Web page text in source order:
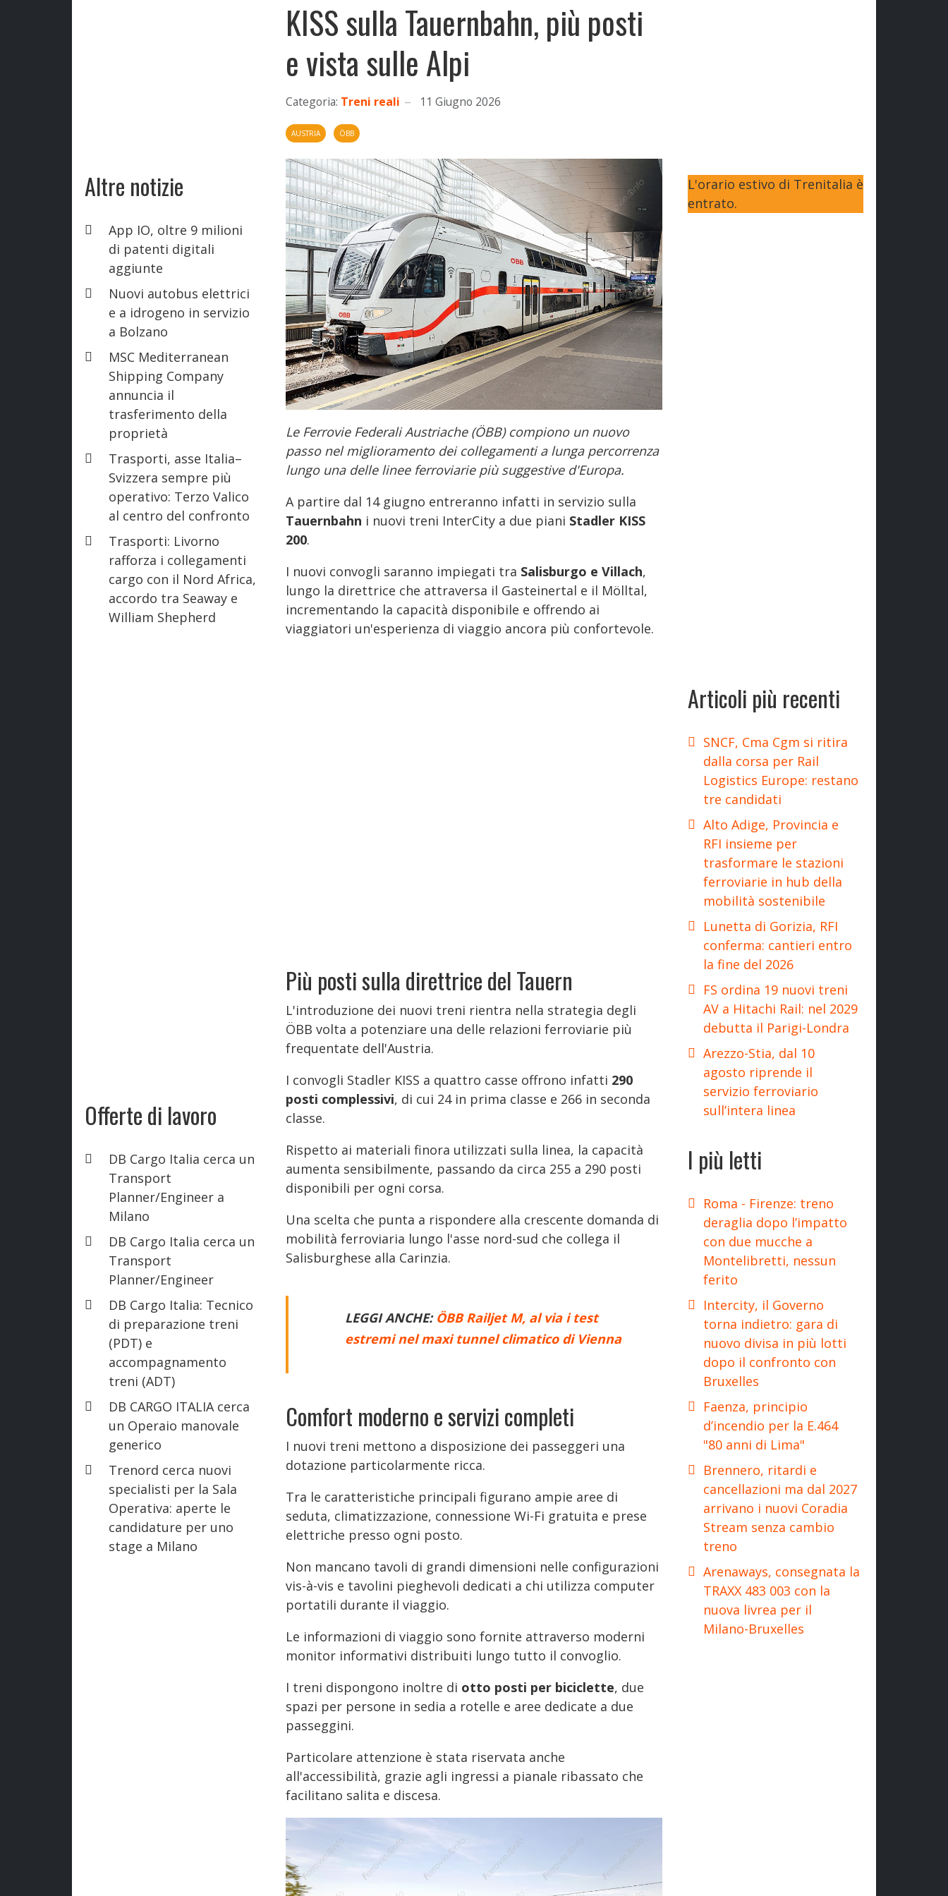
Altre notizie
App IO, oltre 9 milioni
di patenti digitali
aggiunte
Nuovi autobus elettrici
e a idrogeno in servizio
a Bolzano
MSC Mediterranean
Shipping Company
annuncia il
trasferimento della
proprietà
Trasporti, asse Italia–
Svizzera sempre più
operativo: Terzo Valico
al centro del confronto
Trasporti: Livorno
rafforza i collegamenti
cargo con il Nord Africa,
accordo tra Seaway e
William Shepherd
Offerte di lavoro
DB Cargo Italia cerca un
Transport
Planner/Engineer a
Milano
DB Cargo Italia cerca un
Transport
Planner/Engineer
DB Cargo Italia: Tecnico
di preparazione treni
(PDT) e
accompagnamento
treni (ADT)
DB CARGO ITALIA cerca
un Operaio manovale
generico
Trenord cerca nuovi
specialisti per la Sala
Operativa: aperte le
candidature per uno
stage a Milano
KISS sulla Tauernbahn, più posti
e vista sulle Alpi
Categoria: Treni reali 11 Giugno 2026
AUSTRIA ÖBB
Le Ferrovie Federali Austriache (ÖBB) compiono un nuovo
passo nel miglioramento dei collegamenti a lunga percorrenza
lungo una delle linee ferroviarie più suggestive d'Europa.
A partire dal 14 giugno entreranno infatti in servizio sulla
Tauernbahn i nuovi treni InterCity a due piani Stadler KISS
200.
I nuovi convogli saranno impiegati tra Salisburgo e Villach,
lungo la direttrice che attraversa il Gasteinertal e il Mölltal,
incrementando la capacità disponibile e offrendo ai
viaggiatori un'esperienza di viaggio ancora più confortevole.
Più posti sulla direttrice del Tauern
L'introduzione dei nuovi treni rientra nella strategia degli
ÖBB volta a potenziare una delle relazioni ferroviarie più
frequentate dell'Austria.
I convogli Stadler KISS a quattro casse offrono infatti 290
posti complessivi, di cui 24 in prima classe e 266 in seconda
classe.
Rispetto ai materiali finora utilizzati sulla linea, la capacità
aumenta sensibilmente, passando da circa 255 a 290 posti
disponibili per ogni corsa.
Una scelta che punta a rispondere alla crescente domanda di
mobilità ferroviaria lungo l'asse nord-sud che collega il
Salisburghese alla Carinzia.
LEGGI ANCHE: ÖBB Railjet M, al via i test
estremi nel maxi tunnel climatico di Vienna
Comfort moderno e servizi completi
I nuovi treni mettono a disposizione dei passeggeri una
dotazione particolarmente ricca.
Tra le caratteristiche principali figurano ampie aree di
seduta, climatizzazione, connessione Wi-Fi gratuita e prese
elettriche presso ogni posto.
Non mancano tavoli di grandi dimensioni nelle configurazioni
vis-à-vis e tavolini pieghevoli dedicati a chi utilizza computer
portatili durante il viaggio.
Le informazioni di viaggio sono fornite attraverso moderni
monitor informativi distribuiti lungo tutto il convoglio.
I treni dispongono inoltre di otto posti per biciclette, due
spazi per persone in sedia a rotelle e aree dedicate a due
passeggini.
Particolare attenzione è stata riservata anche
all'accessibilità, grazie agli ingressi a pianale ribassato che
facilitano salita e discesa.
L'orario estivo di Trenitalia è
entrato.
Articoli più recenti
SNCF, Cma Cgm si ritira
dalla corsa per Rail
Logistics Europe: restano
tre candidati
Alto Adige, Provincia e
RFI insieme per
trasformare le stazioni
ferroviarie in hub della
mobilità sostenibile
Lunetta di Gorizia, RFI
conferma: cantieri entro
la fine del 2026
FS ordina 19 nuovi treni
AV a Hitachi Rail: nel 2029
debutta il Parigi-Londra
Arezzo-Stia, dal 10
agosto riprende il
servizio ferroviario
sull’intera linea
I più letti
Roma - Firenze: treno
deraglia dopo l’impatto
con due mucche a
Montelibretti, nessun
ferito
Intercity, il Governo
torna indietro: gara di
nuovo divisa in più lotti
dopo il confronto con
Bruxelles
Faenza, principio
d’incendio per la E.464
"80 anni di Lima"
Brennero, ritardi e
cancellazioni ma dal 2027
arrivano i nuovi Coradia
Stream senza cambio
treno
Arenaways, consegnata la
TRAXX 483 003 con la
nuova livrea per il
Milano-Bruxelles